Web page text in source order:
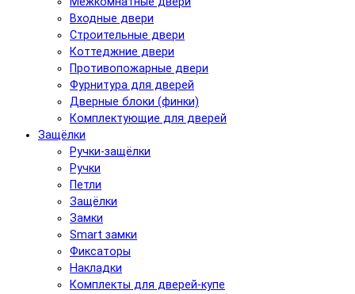
Входные двери
Строительные двери
Коттеджние двери
Противопожарные двери
Фурнитура для дверей
Дверные блоки (финки)
Комплектующие для дверей
Защёлки
Ручки-защёлки
Ручки
Петли
Защёлки
Замки
Smart замки
Фиксаторы
Накладки
Комплекты для дверей-купе